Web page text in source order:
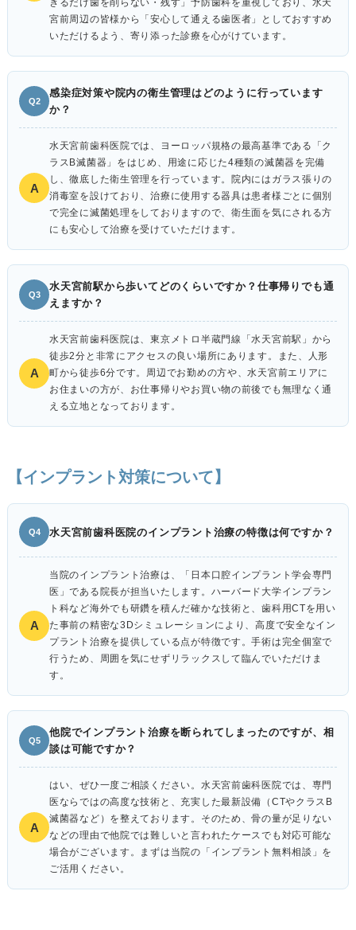
きるだけ歯を削らない・残す」予防歯科を重視しており、水天
宮前周辺の皆様から「安心して通える歯医者」としておすすめ
いただけるよう、寄り添った診療を心がけています。
Q2
感染症対策や院内の衛生管理はどのように行っています
か？
A
水天宮前歯科医院では、ヨーロッパ規格の最高基準である「ク
ラスB滅菌器」をはじめ、用途に応じた4種類の滅菌器を完備
し、徹底した衛生管理を行っています。院内にはガラス張りの
消毒室を設けており、治療に使用する器具は患者様ごとに個別
で完全に滅菌処理をしておりますので、衛生面を気にされる方
にも安心して治療を受けていただけます。
Q3
水天宮前駅から歩いてどのくらいですか？仕事帰りでも通
えますか？
A
水天宮前歯科医院は、東京メトロ半蔵門線「水天宮前駅」から
徒歩2分と非常にアクセスの良い場所にあります。また、人形
町から徒歩6分です。周辺でお勤めの方や、水天宮前エリアに
お住まいの方が、お仕事帰りやお買い物の前後でも無理なく通
える立地となっております。
【インプラント対策について】
Q4 水天宮前歯科医院のインプラント治療の特徴は何ですか？
A
当院のインプラント治療は、「日本口腔インプラント学会専門
医」である院長が担当いたします。ハーバード大学インプラン
ト科など海外でも研鑽を積んだ確かな技術と、歯科用CTを用い
た事前の精密な3Dシミュレーションにより、高度で安全なイン
プラント治療を提供している点が特徴です。手術は完全個室で
行うため、周囲を気にせずリラックスして臨んでいただけま
す。
Q5
他院でインプラント治療を断られてしまったのですが、相
談は可能ですか？
A
はい、ぜひ一度ご相談ください。水天宮前歯科医院では、専門
医ならではの高度な技術と、充実した最新設備（CTやクラスB
滅菌器など）を整えております。そのため、骨の量が足りない
などの理由で他院では難しいと言われたケースでも対応可能な
場合がございます。まずは当院の「インプラント無料相談」を
ご活用ください。